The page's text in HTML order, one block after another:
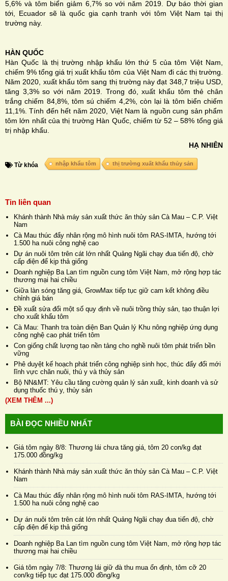
5,6% và tôm biển giảm 6,7% so với năm 2019. Dự báo thời gian
tới, Ecuador sẽ là quốc gia cạnh tranh với tôm Việt Nam tại thị
trường này.
HÀN QUỐC
Hàn Quốc là thị trường nhập khẩu lớn thứ 5 của tôm Việt Nam,
chiếm 9% tổng giá trị xuất khẩu tôm của Việt Nam đi các thị trường.
Năm 2020, xuất khẩu tôm sang thị trường này đạt 348,7 triệu USD,
tăng 3,3% so với năm 2019. Trong đó, xuất khẩu tôm thẻ chân
trắng chiếm 84,8%, tôm sú chiếm 4,2%, còn lại là tôm biển chiếm
11,1%. Tính đến hết năm 2020, Việt Nam là nguồn cung sản phẩm
tôm lớn nhất của thị trường Hàn Quốc, chiếm từ 52 – 58% tổng giá
trị nhập khẩu.
HẠ NHIÊN
Từ khóa nhập khẩu tôm thị trường xuất khẩu thủy sản
Tin liên quan
Khánh thành Nhà máy sản xuất thức ăn thủy sản Cà Mau – C.P. Việt
Nam
Cà Mau thúc đẩy nhân rộng mô hình nuôi tôm RAS-IMTA, hướng tới
1.500 ha nuôi công nghệ cao
Dự án nuôi tôm trên cát lớn nhất Quảng Ngãi chạy đua tiến độ, chờ
cấp điện để kịp thả giống
Doanh nghiệp Ba Lan tìm nguồn cung tôm Việt Nam, mở rộng hợp tác
thương mại hai chiều
Giữa làn sóng tăng giá, GrowMax tiếp tục giữ cam kết không điều
chỉnh giá bán
Đề xuất sửa đổi một số quy định về nuôi trồng thủy sản, tạo thuận lợi
cho xuất khẩu tôm
Cà Mau: Thanh tra toàn diện Ban Quản lý Khu nông nghiệp ứng dụng
công nghệ cao phát triển tôm
Con giống chất lượng tạo nền tảng cho nghề nuôi tôm phát triển bền
vững
Phê duyệt kế hoạch phát triển công nghiệp sinh học, thúc đẩy đổi mới
lĩnh vực chăn nuôi, thú y và thủy sản
Bộ NN&MT: Yêu cầu tăng cường quản lý sản xuất, kinh doanh và sử
dụng thuốc thú y, thủy sản
(XEM THÊM ...)
BÀI ĐỌC NHIỀU NHẤT
Giá tôm ngày 8/8: Thương lái chưa tăng giá, tôm 20 con/kg đạt
175.000 đồng/kg
Khánh thành Nhà máy sản xuất thức ăn thủy sản Cà Mau – C.P. Việt
Nam
Cà Mau thúc đẩy nhân rộng mô hình nuôi tôm RAS-IMTA, hướng tới
1.500 ha nuôi công nghệ cao
Dự án nuôi tôm trên cát lớn nhất Quảng Ngãi chạy đua tiến độ, chờ
cấp điện để kịp thả giống
Doanh nghiệp Ba Lan tìm nguồn cung tôm Việt Nam, mở rộng hợp tác
thương mại hai chiều
Giá tôm ngày 7/8: Thương lái giữ đà thu mua ổn định, tôm cỡ 20
con/kg tiếp tục đạt 175.000 đồng/kg